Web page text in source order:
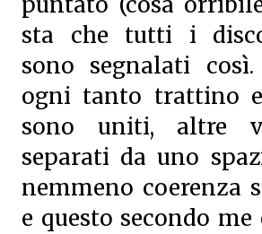
sta che tutti i
sono segnalati
ogni tanto trattino
sono uniti, altre
separati da uno
nemmeno coerenza
e questo secondo